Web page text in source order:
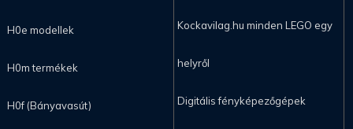
H0e modellek
H0m termékek
H0f (Bányavasút)
Kockavilag.hu minden LEGO egy
helyről
Digitális fényképezőgépek